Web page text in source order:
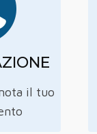
il tuo